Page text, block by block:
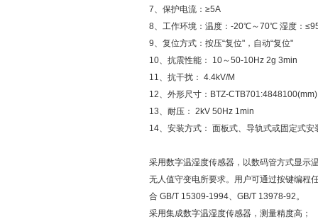
7、保护电流：≥5A
8、工作环境：温度：-20℃～70℃ 湿度：
9、复位方式：按压“复位"，自动“复位"
10、抗震性能： 10～50-10Hz 2g 3min
11、抗干扰： 4.4kV/M
12、外形尺寸：BTZ-CTB701:4848100(mm)
13、耐压： 2kV 50Hz 1min
14、安装方式： 面板式、导轨式或固定式安
采用数字温湿度传感器，以数码管方式显示
无人值守变电所要求。用户可通过按键编程
合 GB/T 15309-1994、GB/T 13978-92。
采用集成数字温湿度传感器，测量精度高；